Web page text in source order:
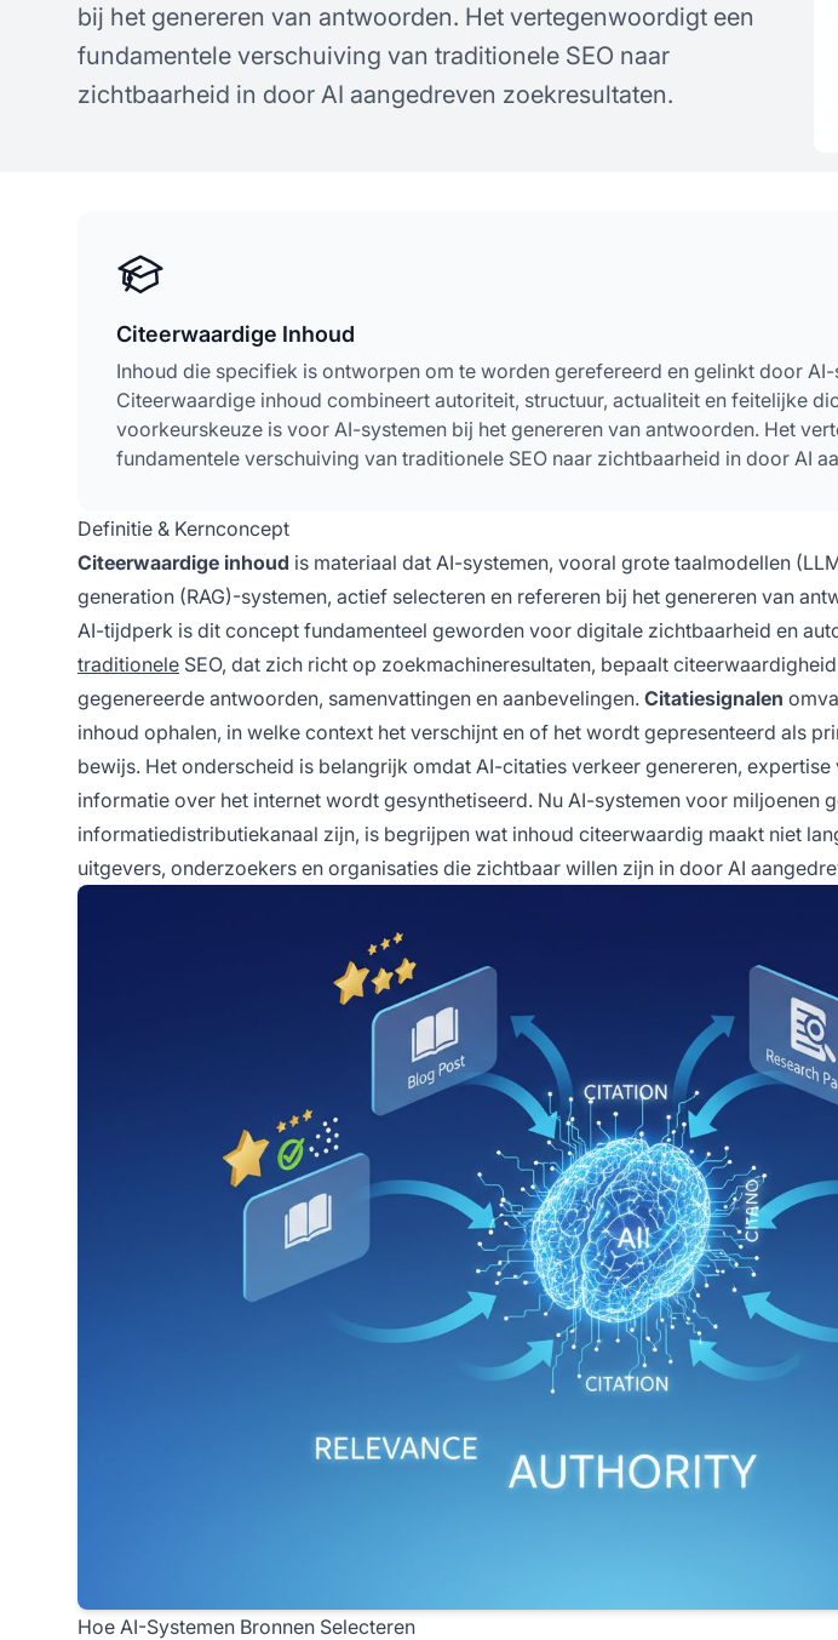
concepten
bij het genereren van antwoorden. Het vertegenwoordigt een
fundamentele verschuiving van traditionele SEO naar
zichtbaarheid in door AI aangedreven zoekresultaten.
Citeerwaardige Inhoud
Inhoud die specifiek is ontworpen om te worden gerefereerd en gelinkt door
Citeerwaardige inhoud combineert autoriteit, structuur, actualiteit en feitelijke
voorkeurskeuze is voor AI-systemen bij het genereren van antwoorden. Het
fundamentele verschuiving van traditionele SEO naar zichtbaarheid in door AI
Definitie & Kernconcept
Citeerwaardige inhoud is materiaal dat AI-systemen, vooral grote taalmodellen
generation (RAG)-systemen, actief selecteren en refereren bij het genereren van
AI-tijdperk is dit concept fundamenteel geworden voor digitale zichtbaarheid en
traditionele SEO, dat zich richt op zoekmachineresultaten, bepaalt
gegenereerde antwoorden, samenvattingen en aanbevelingen. Citatiesignalen
inhoud ophalen, in welke context het verschijnt en of het wordt gepresenteerd als
bewijs. Het onderscheid is belangrijk omdat AI-citaties verkeer genereren,
informatie over het internet wordt gesynthetiseerd. Nu AI-systemen voor miljoenen
informatiedistributiekanaal zijn, is begrijpen wat inhoud citeerwaardig maakt niet
uitgevers, onderzoekers en organisaties die zichtbaar willen zijn in door AI
Hoe AI-Systemen Bronnen Selecteren